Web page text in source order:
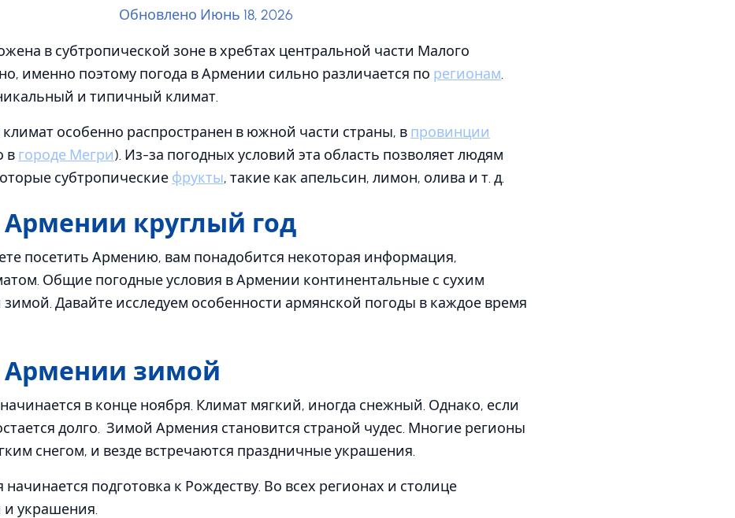
Обновлено Июнь 18, 2026
в субтропической зоне в хребтах центральной части Малого
именно поэтому погода в Армении сильно различается по регионам.
и типичный климат.
особенно распространен в южной части страны, в провинции
в городе Мегри). Из-за погодных условий эта область позволяет людям
субтропические фрукты, такие как апельсин, лимон, олива и т. д.
Армении круглый год
посетить Армению, вам понадобится некоторая информация,
Общие погодные условия в Армении континентальные с сухим
Давайте исследуем особенности армянской погоды в каждое время
Армении зимой
в конце ноября. Климат мягкий, иногда снежный. Однако, если
долго. Зимой Армения становится страной чудес. Многие регионы
снегом, и везде встречаются праздничные украшения.
начинается подготовка к Рождеству. Во всех регионах и столице
и украшения.